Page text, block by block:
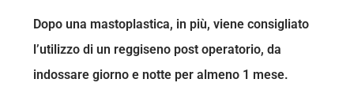
Dopo una mastoplastica, in più, viene consigliato
l’utilizzo di un reggiseno post operatorio, da
indossare giorno e notte per almeno 1 mese.